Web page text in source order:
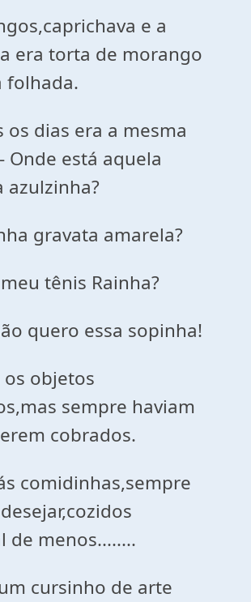
e a
era torta de morango
folhada.
os dias era a mesma
Onde está aquela
azulzinha?
gravata amarela?
tênis Rainha?
quero essa sopinha!
objetos
sempre haviam
cobrados.
comidinhas,sempre
de menos........
cursinho de arte